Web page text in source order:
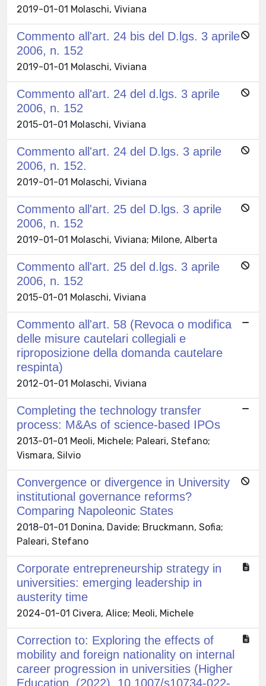
2019-01-01 Molaschi, Viviana
Commento all'art. 24 bis del D.lgs. 3 aprile
2006, n. 152
2019-01-01 Molaschi, Viviana
Commento all'art. 24 del d.lgs. 3 aprile
2006, n. 152
2015-01-01 Molaschi, Viviana
Commento all'art. 24 del D.lgs. 3 aprile
2006, n. 152.
2019-01-01 Molaschi, Viviana
Commento all'art. 25 del D.lgs. 3 aprile
2006, n. 152
2019-01-01 Molaschi, Viviana; Milone, Alberta
Commento all'art. 25 del d.lgs. 3 aprile
2006, n. 152
2015-01-01 Molaschi, Viviana
Commento all'art. 58 (Revoca o modifica
delle misure cautelari collegiali e
riproposizione della domanda cautelare
respinta)
2012-01-01 Molaschi, Viviana
Completing the technology transfer
process: M&As of science-based IPOs
2013-01-01 Meoli, Michele; Paleari, Stefano;
Vismara, Silvio
Convergence or divergence in University
institutional governance reforms?
Comparing Napoleonic States
2018-01-01 Donina, Davide; Bruckmann, Sofia;
Paleari, Stefano
Corporate entrepreneurship strategy in
universities: emerging leadership in
austerity time
2024-01-01 Civera, Alice; Meoli, Michele
Correction to: Exploring the effects of
mobility and foreign nationality on internal
career progression in universities (Higher
Education, (2022), 10.1007/s10734-022-